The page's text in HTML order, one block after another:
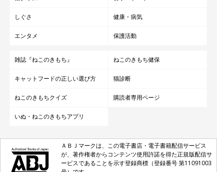
しぐさ 健康・病気
エンタメ 保護活動
雑誌『ねこのきもち』 ねこのきもち健保
キャットフードの正しい選び方 猫診断
ねこのきもちクイズ 購読者専用ページ
いぬ・ねこのきもちアプリ
ＡＢＪマークは、この電子書店・電子書籍配信サービス
が、著作権者からコンテンツ使用許諾を得た正規版配信サ
ービスであることを示す登録商標（登録番号 第11091003